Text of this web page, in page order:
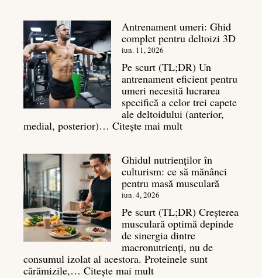
culturism:
Inamicul
tăcut
al
masei
musculare
Antrenament umeri: Ghid
complet pentru deltoizi 3D
iun. 11, 2026
Pe scurt (TL;DR) Un
antrenament eficient pentru
umeri necesită lucrarea
specifică a celor trei capete
ale deltoidului (anterior,
medial, posterior)… Citește mai mult:
Ghid
complet
pentru
3D
Ghidul nutrienților în
culturism: ce să mănânci
pentru masă musculară
iun. 4, 2026
Pe scurt (TL;DR) Creșterea
musculară optimă depinde
de sinergia dintre
macronutrienți, nu de
consumul izolat al acestora. Proteinele sunt
cărămizile,… Citește mai mult: